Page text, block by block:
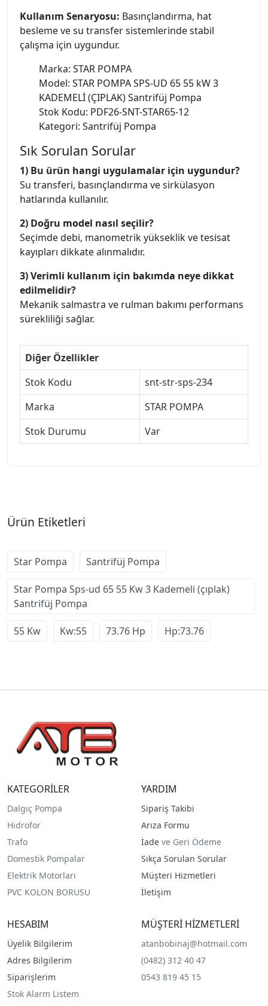
Kullanım Senaryosu: Basınçlandırma, hat
besleme ve su transfer sistemlerinde stabil
çalışma için uygundur.
Marka: STAR POMPA
Model: STAR POMPA SPS-UD 65 55 kW 3
KADEMELİ (ÇIPLAK) Santrifüj Pompa
Stok Kodu: PDF26-SNT-STAR65-12
Kategori: Santrifüj Pompa
Sık Sorulan Sorular
1) Bu ürün hangi uygulamalar için uygundur?
Su transferi, basınçlandırma ve sirkülasyon
hatlarında kullanılır.
2) Doğru model nasıl seçilir?
Seçimde debi, manometrik yükseklik ve tesisat
kayıpları dikkate alınmalıdır.
3) Verimli kullanım için bakımda neye dikkat
edilmelidir?
Mekanik salmastra ve rulman bakımı performans
sürekliliği sağlar.
Diğer Özellikler
Stok Kodu
snt-str-sps-234
Marka
STAR POMPA
Stok Durumu
Var
Ürün Etiketleri
Star Pompa Santrifüj Pompa
Star Pompa Sps-ud 65 55 Kw 3 Kademeli (çıplak)
Santrifüj Pompa
55 Kw Kw:55 73.76 Hp Hp:73.76
KATEGORİLER
Dalgıç Pompa
Hidrofor
Trafo
Domestik Pompalar
Elektrik Motorları
PVC KOLON BORUSU
YARDIM
Sipariş Takibi
Arıza Formu
İade ve Geri Ödeme
Sıkça Sorulan Sorular
Müşteri Hizmetleri
İletişim
HESABIM
Üyelik Bilgilerim
Adres Bilgilerim
Siparişlerim
Stok Alarm Listem
MÜŞTERİ HİZMETLERİ
atanbobinaj@hotmail.com
(0482) 312 40 47
0543 819 45 15